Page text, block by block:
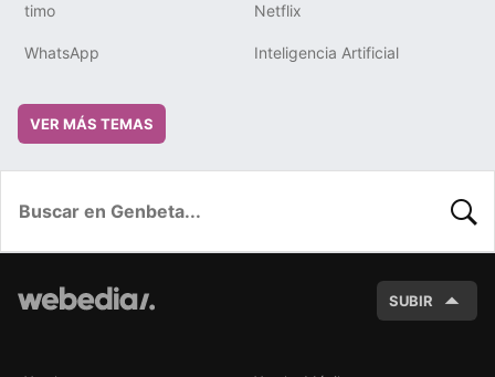
timo Netflix
WhatsApp Inteligencia Artificial
VER MÁS TEMAS
SUBIR